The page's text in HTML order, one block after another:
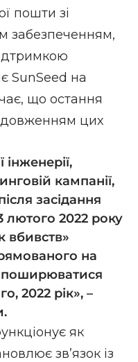
пошти зі
забезпеченням,
SunSeed на
що остання
цих
кампанії,
засідання
лютого 2022 року
вбивств»
на
поширюватися
2022 рік», –
як
зв’язок із